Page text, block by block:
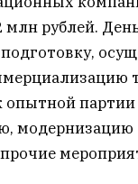
млн рублей.
партии
модернизацию